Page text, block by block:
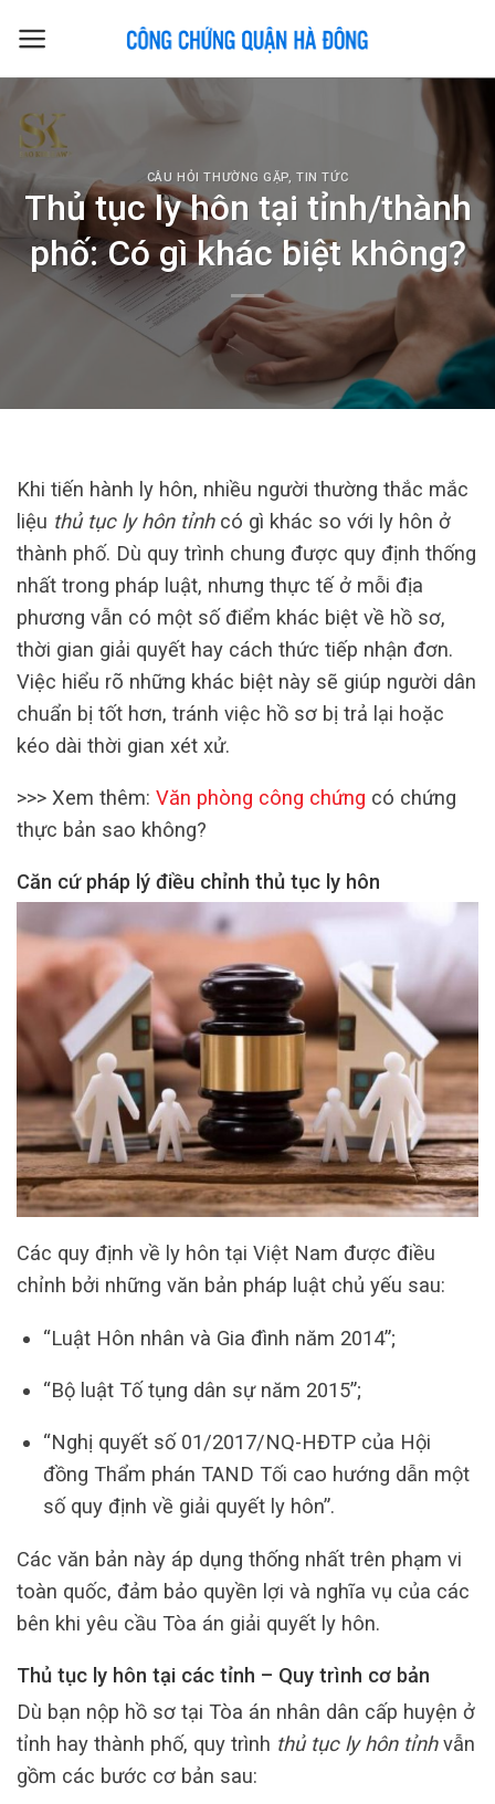
CÂU HỎI THƯỜNG GẶP,TIN TỨC
Thủ tục ly hôn tại tỉnh/thành
phố: Có gì khác biệt không?
Khi tiến hành ly hôn, nhiều người thường thắc mắc
liệu thủ tục ly hôn tỉnhcó gì khác so với ly hôn ở
thành phố. Dù quy trình chung được quy định thống
nhất trong pháp luật, nhưng thực tế ở mỗi địa
phương vẫn có một số điểm khác biệt về hồ sơ,
thời gian giải quyết hay cách thức tiếp nhận đơn.
Việc hiểu rõ những khác biệt này sẽ giúp người dân
chuẩn bị tốt hơn, tránh việc hồ sơ bị trả lại hoặc
kéo dài thời gian xét xử.
>>> Xem thêm: Văn phòng công chứng có chứng
thực bản sao không?
Căn cứ pháp lý điều chỉnh thủ tục ly hôn
Các quy định về ly hôn tại Việt Nam được điều
chỉnh bởi những văn bản pháp luật chủ yếu sau:
“Luật Hôn nhân và Gia đình năm 2014”;
“Bộ luật Tố tụng dân sự năm 2015”;
“Nghị quyết số 01/2017/NQ-HĐTP của Hội
đồng Thẩm phán TAND Tối cao hướng dẫn một
số quy định về giải quyết ly hôn”.
Các văn bản này áp dụng thống nhất trên phạm vi
toàn quốc, đảm bảo quyền lợi và nghĩa vụ của các
bên khi yêu cầu Tòa án giải quyết ly hôn.
Thủ tục ly hôn tại các tỉnh – Quy trình cơ bản
Dù bạn nộp hồ sơ tại Tòa án nhân dân cấp huyện ở
tỉnh hay thành phố, quy trình thủ tục ly hôn tỉnhvẫn
gồm các bước cơ bản sau: